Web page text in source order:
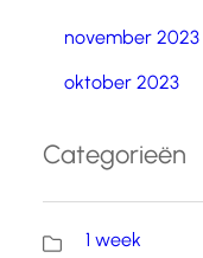
november 2023
oktober 2023
Categorieën
1 week